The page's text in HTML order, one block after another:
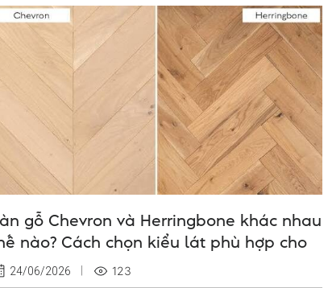
gỗ Chevron và Herringbone khác nhau
nào? Cách chọn kiểu lát phù hợp cho
gian sống
24/06/2026 123